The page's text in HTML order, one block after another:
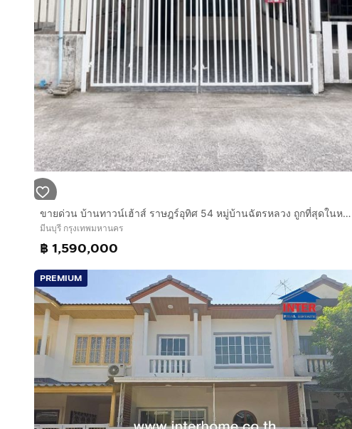
ขายด่วน บ้านทาวน์เฮ้าส์ ราษฎร์อุทิศ 54 หมู่บ้านฉัตรหลวง ถูกที่สุดในหมู่บ้าน ใกล้รถไฟฟ้า เจ้าของขายเอง ยินดีรับนายหน้า
มีนบุรี กรุงเทพมหานคร
฿ 1,590,000
PREMIUM